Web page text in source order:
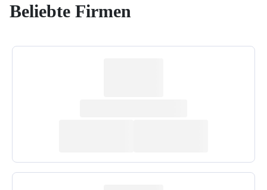
Beliebte Firmen